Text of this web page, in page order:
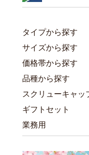
タイプから探す
サイズから探す
価格帯から探す
品種から探す
スクリューキャッ
ギフトセット
業務用